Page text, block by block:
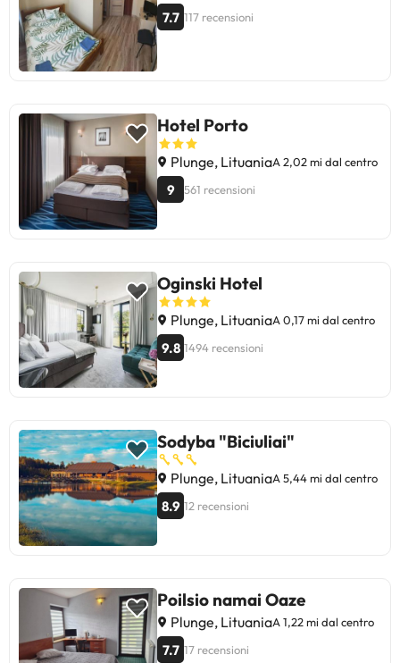
7.7 117 recensioni
Hotel Porto
Plunge, LituaniaA 2,02 mi dal centro
9 561 recensioni
Oginski Hotel
Plunge, LituaniaA 0,17 mi dal centro
9.8 1494 recensioni
Sodyba "Biciuliai"
Plunge, LituaniaA 5,44 mi dal centro
8.9 12 recensioni
Poilsio namai Oaze
Plunge, LituaniaA 1,22 mi dal centro
7.7 17 recensioni